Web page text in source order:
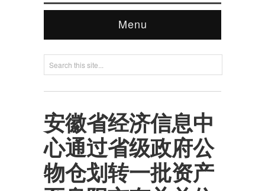
Menu
安徽省经济信息中
心通过省级政府公
物仓划转一批资产